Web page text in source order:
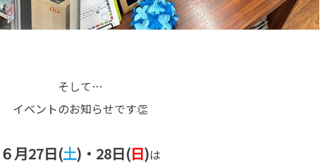
そして…
イベントのお知らせです👏
６月27日(土)・28日(日)は